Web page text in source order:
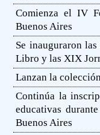
Comienza el IV
Buenos Aires
Se inauguraron
Libro y las XIX
Lanzan la
Continúa la
educativas
Buenos Aires